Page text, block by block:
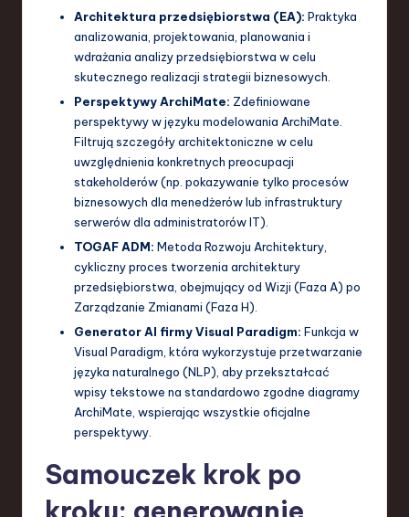
Architektura przedsiębiorstwa (EA): Praktyka
analizowania, projektowania, planowania i
wdrażania analizy przedsiębiorstwa w celu
skutecznego realizacji strategii biznesowych.
Perspektywy ArchiMate: Zdefiniowane
perspektywy w języku modelowania ArchiMate.
Filtrują szczegóły architektoniczne w celu
uwzględnienia konkretnych preocupacji
stakeholderów (np. pokazywanie tylko procesów
biznesowych dla menedżerów lub infrastruktury
serwerów dla administratorów IT).
TOGAF ADM: Metoda Rozwoju Architektury,
cykliczny proces tworzenia architektury
przedsiębiorstwa, obejmujący od Wizji (Faza A) po
Zarządzanie Zmianami (Faza H).
Generator AI firmy Visual Paradigm: Funkcja w
Visual Paradigm, która wykorzystuje przetwarzanie
języka naturalnego (NLP), aby przekształcać
wpisy tekstowe na standardowo zgodne diagramy
ArchiMate, wspierając wszystkie oficjalne
perspektywy.
Samouczek krok po